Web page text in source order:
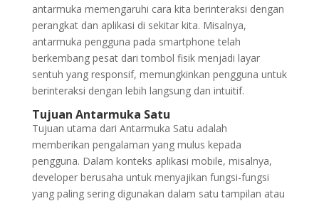
antarmuka memengaruhi cara kita berinteraksi dengan
perangkat dan aplikasi di sekitar kita. Misalnya,
antarmuka pengguna pada smartphone telah
berkembang pesat dari tombol fisik menjadi layar
sentuh yang responsif, memungkinkan pengguna untuk
berinteraksi dengan lebih langsung dan intuitif.
Tujuan Antarmuka Satu
Tujuan utama dari Antarmuka Satu adalah
memberikan pengalaman yang mulus kepada
pengguna. Dalam konteks aplikasi mobile, misalnya,
developer berusaha untuk menyajikan fungsi-fungsi
yang paling sering digunakan dalam satu tampilan atau